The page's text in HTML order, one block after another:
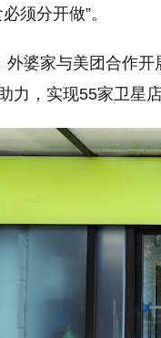
须分开做”。
外婆家与美团合作
力，实现55家卫星